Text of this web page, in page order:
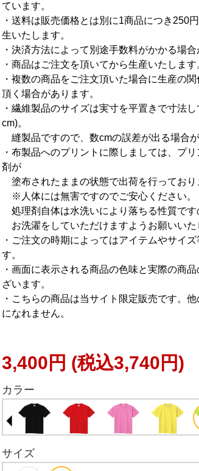
ています。
・送料は販売価格とは別に1商品につき250
生いたします。
・決済方法によって別途手数料がかかる場合
・商品はご注文を頂いてから生産いたします
・複数の商品をご注文頂いた場合に生産の
頂く場合があります。
・繊維製品のサイズは実寸を平置きで寸法
cm)。
縫製品ですので、数cmの誤差が出る場合が
・布製品へのプリントに際しましては、プ
剤が
塗布されたままの状態で出荷を行っており
※人体には無害ですのでご安心ください。
処理剤自体は水洗いにより落ちる性質です
お洗濯をしていただけますようお願いいた
・ご注文の時期によってはアイテムやサイ
す。
・画面に表示される商品の色味と実際の商
ざいます。
・こちらの商品は当サイト限定販売です。
になれません。
3,400円 (税込3,740円)
カラー
サイズ